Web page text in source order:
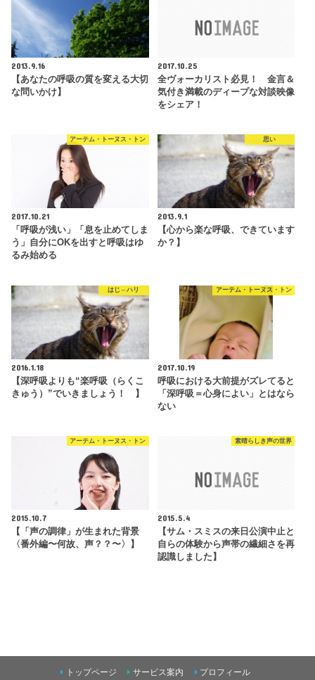
2013.9.16
【あなたの呼吸の質を変える大切
な問いかけ】
2017.10.25
全ヴォーカリスト必見！ 金言＆
気付き満載のディープな対談映像
をシェア！
アーテム・トーヌス・トン
2017.10.21
「呼吸が浅い」「息を止めてしま
う」自分にOKを出すと呼吸はゆ
るみ始める
思い
2013.9.1
【心から楽な呼吸、できています
か？】
はじ⇔ハリ
2016.1.18
【深呼吸よりも“楽呼吸（らくこ
きゅう）”でいきましょう！ 】
アーテム・トーヌス・トン
2017.10.19
呼吸における大前提がズレてると
「深呼吸＝心身によい」とはなら
ない
アーテム・トーヌス・トン
2015.10.7
【「声の調律」が生まれた背景
〈番外編〜何故、声？？〜〉】
素晴らしき声の世界
2015.5.4
【サム・スミスの来日公演中止と
自らの体験から声帯の繊細さを再
認識しました】
トップページ サービス案内 プロフィール